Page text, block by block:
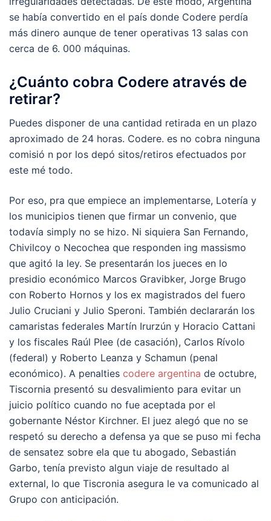
se había convertido en el país donde Codere perdía
más dinero aunque de tener operativas 13 salas con
cerca de 6. 000 máquinas.
¿Cuánto cobra Codere através de
retirar?
Puedes disponer de una cantidad retirada en un plazo
aproximado de 24 horas. Codere. es no cobra ninguna
comisió n por los depó sitos/retiros efectuados por
este mé todo.
Por eso, pra que empiece an implementarse, Lotería y
los municipios tienen que firmar un convenio, que
todavía simply no se hizo. Ni siquiera San Fernando,
Chivilcoy o Necochea que responden ing massismo
que agitó la ley. Se presentarán los jueces en lo
presidio económico Marcos Gravibker, Jorge Brugo
con Roberto Hornos y los ex magistrados del fuero
Julio Cruciani y Julio Speroni. También declararán los
camaristas federales Martín Irurzún y Horacio Cattani
y los fiscales Raúl Plee (de casación), Carlos Rívolo
(federal) y Roberto Leanza y Schamun (penal
económico). A penalties codere argentina de octubre,
Tiscornia presentó su desvalimiento para evitar un
juicio político cuando no fue aceptada por el
gobernante Néstor Kirchner. El juez alegó que no se
respetó su derecho a defensa ya que se puso mi fecha
de sensatez sobre ela que tu abogado, Sebastián
Garbo, tenía previsto algun viaje de resultado al
external, lo que Tiscronia asegura le va comunicado al
Grupo con anticipación.